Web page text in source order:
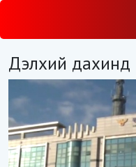
Дэлхий дахинд